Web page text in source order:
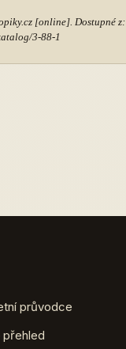
[online]. Dostupné z:
3-88-1
průvodce